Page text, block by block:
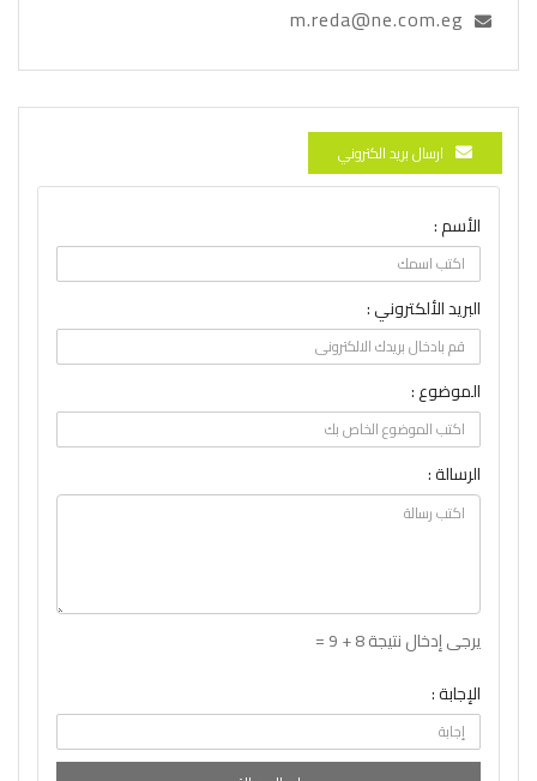
m.reda@ne.com.eg
ارسال بريد الكتروني
الأسم :
البريد الألكتروني :
الموضوع :
الرسالة :
يرجى إدخال نتيجة 8 + 9 =
الإجابة :